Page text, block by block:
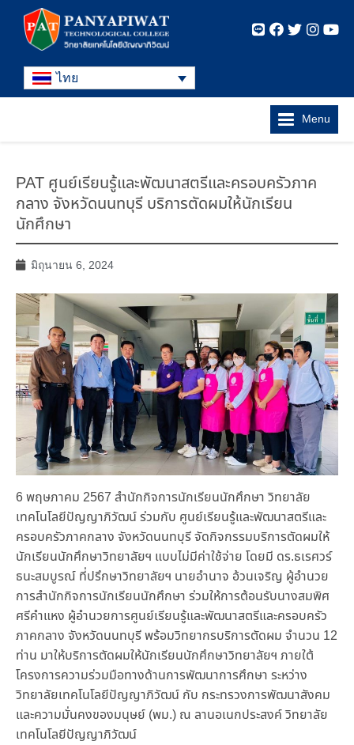
ไทย
Menu
PAT ศูนย์เรียนรู้และพัฒนาสตรีและครอบครัวภาค
กลาง จังหวัดนนทบุรี บริการตัดผมให้นักเรียน
นักศึกษา
มิถุนายน 6, 2024
6 พฤษภาคม 2567 สำนักกิจการนักเรียนนักศึกษา วิทยาลัย
เทคโนโลยีปัญญาภิวัฒน์ ร่วมกับ ศูนย์เรียนรู้และพัฒนาสตรีและ
ครอบครัวภาคกลาง จังหวัดนนทบุรี จัดกิจกรรมบริการตัดผมให้
นักเรียนนักศึกษาวิทยาลัยฯ แบบไม่มีค่าใช้จ่าย โดยมี ดร.ธเรศวร์
ธนะสมบูรณ์ ที่ปรึกษาวิทยาลัยฯ นายอำนาจ อ้วนเจริญ ผู้อำนวย
การสำนักกิจการนักเรียนนักศึกษา ร่วมให้การต้อนรับนางสมพิศ
ศรีคำแหง ผู้อำนวยการศูนย์เรียนรู้และพัฒนาสตรีและครอบครัว
ภาคกลาง จังหวัดนนทบุรี พร้อมวิทยากรบริการตัดผม จำนวน 12
ท่าน มาให้บริการตัดผมให้นักเรียนนักศึกษาวิทยาลัยฯ ภายใต้
โครงการความร่วมมือทางด้านการพัฒนาการศึกษา ระหว่าง
วิทยาลัยเทคโนโลยีปัญญาภิวัฒน์ กับ กระทรวงการพัฒนาสังคม
และความมั่นคงของมนุษย์ (พม.) ณ ลานอเนกประสงค์ วิทยาลัย
เทคโนโลยีปัญญาภิวัฒน์